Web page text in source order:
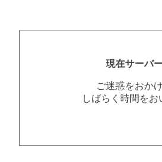
現在サーバ
ご迷惑をおか
しばらく時間を